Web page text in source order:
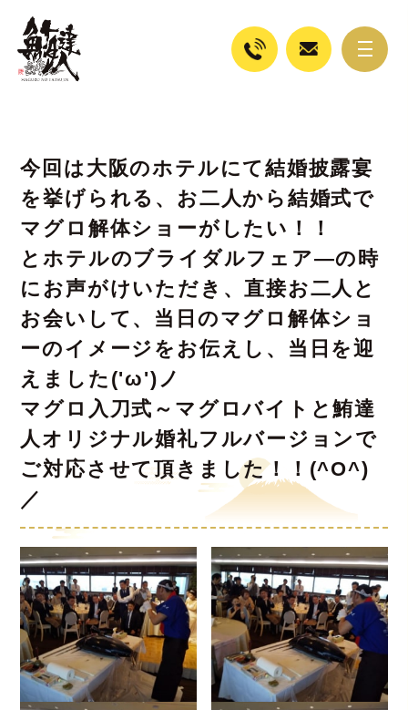
今回は大阪のホテルにて結婚披露宴
を挙げられる、お二人から結婚式で
マグロ解体ショーがしたい！！
とホテルのブライダルフェア―の時
にお声がけいただき、直接お二人と
お会いして、当日のマグロ解体ショ
ーのイメージをお伝えし、当日を迎
えました('ω')ノ
マグロ入刀式～マグロバイトと鮪達
人オリジナル婚礼フルバージョンで
ご対応させて頂きました！！(^O^)
／